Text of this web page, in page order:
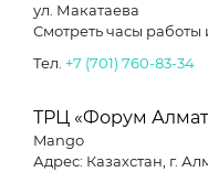
ул. Макатаева
Смотреть часы работы
Тел. +7 (701) 760-83-34
ТРЦ «Форум
Mango
Адрес: Казахстан, г.